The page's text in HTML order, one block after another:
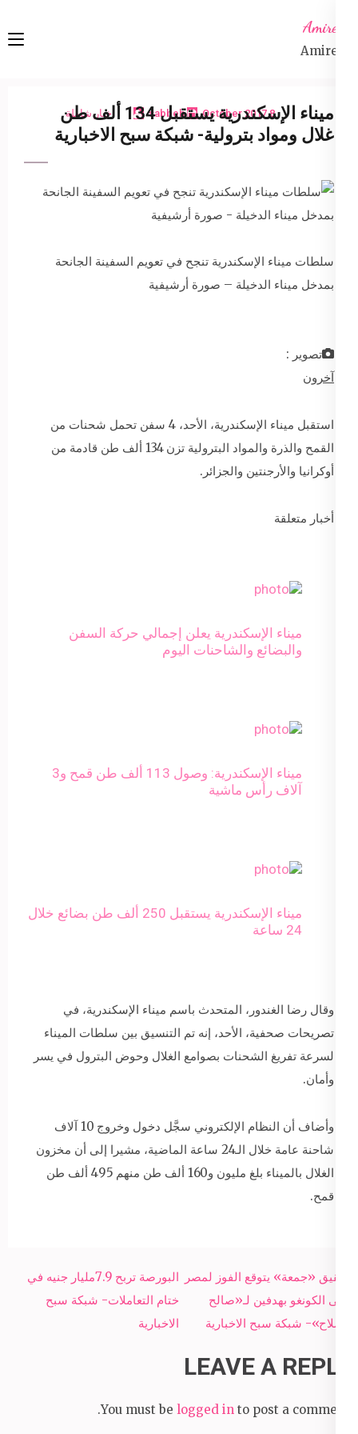
content
Amireta
Amireta
8 October 2017
sabbeh اخبار شاملة
ميناء الإسكندرية يستقبل 134 ألف طن
غلال ومواد بترولية- شبكة سبح الاخبارية
سلطات ميناء الإسكندرية تنجح في تعويم السفينة الجانحة
بمدخل ميناء الدخيلة – صورة أرشيفية
تصوير :
آخرون
استقبل ميناء الإسكندرية، الأحد، 4 سفن تحمل شحنات من
القمح والذرة والمواد البترولية تزن 134 ألف طن قادمة من
أوكرانيا والأرجنتين والجزائر.
أخبار متعلقة
ميناء الإسكندرية يعلن إجمالي حركة السفن
والبضائع والشاحنات اليوم
ميناء الإسكندرية: وصول 113 ألف طن قمح و3
آلاف رأس ماشية
ميناء الإسكندرية يستقبل 250 ألف طن بضائع خلال
24 ساعة
وقال رضا الغندور، المتحدث باسم ميناء الإسكندرية، في
تصريحات صحفية، الأحد، إنه تم التنسيق بين سلطات الميناء
لسرعة تفريغ الشحنات بصوامع الغلال وحوض البترول في يسر
وأمان.
وأضاف أن النظام الإلكتروني سجَّل دخول وخروج 10 آلاف
شاحنة عامة خلال الـ24 ساعة الماضية، مشيرا إلى أن مخزون
الغلال بالميناء بلغ مليون و160 ألف طن منهم 495 ألف طن
قمح.
Post
navigation
البورصة تربح 7.9مليار جنيه في
ختام التعاملات- شبكة سبح
الاخبارية
شقيق «جمعة» يتوقع الفوز لمصر
على الكونغو بهدفين لـ«صالح
وصلاح»- شبكة سبح الاخبارية
LEAVE A REPLY
You must be logged in to post a comment.